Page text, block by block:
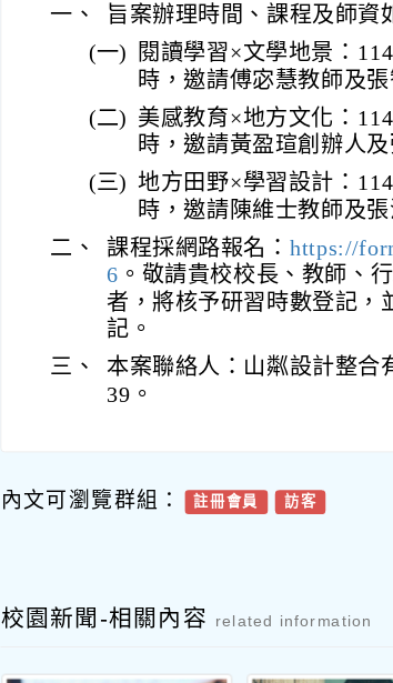
一、
旨案辦理時間、課程及師資
(一)
閱讀學習×文學地景：
時，邀請傅宓慧教師及
(二) 美感教育×地方文化：
時，邀請黃盈瑄創辦人
(三) 地方田野×學習設計：
時，邀請陳維士教師及
二、
課程採網路報名： https://
6 。敬請貴校校長、教師、
者，將核予研習時數登記，
記。
三、
本案聯絡人：山粼設計整合
39。
內文可瀏覽群組： 註冊會員 訪客
校園新聞-相關內容 related information